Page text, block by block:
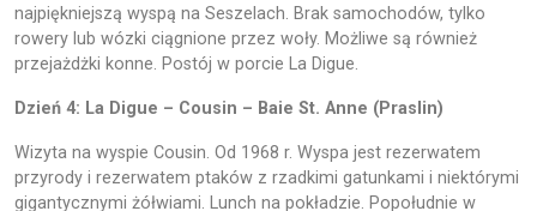
najpiękniejszą wyspą na Seszelach. Brak samochodów, tylko
rowery lub wózki ciągnione przez woły. Możliwe są również
przejażdżki konne. Postój w porcie La Digue.
Dzień 4: La Digue – Cousin – Baie St. Anne (Praslin)
Wizyta na wyspie Cousin. Od 1968 r. Wyspa jest rezerwatem
przyrody i rezerwatem ptaków z rzadkimi gatunkami i niektórymi
gigantycznymi żółwiami. Lunch na pokładzie. Popołudnie w